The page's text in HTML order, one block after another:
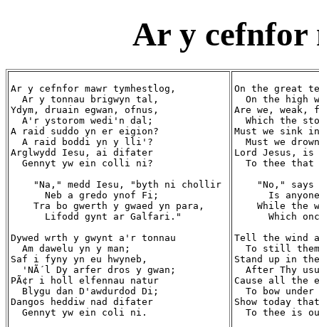
Ar y cefnfor
Ar y cefnfor mawr tymhestlog,
  Ar y tonnau brigwyn tal,
Ydym, druain egwan, ofnus,
  A'r ystorom wedi'n dal;
A raid suddo yn er eigion?
  A raid boddi yn y lli'?
Arglwydd Iesu, ai difater
  Gennyt yw ein colli ni?
    "Na," medd Iesu, "byth ni chollir
      Neb a gredo ynof Fi;
    Tra bo gwerth y gwaed yn para,
      Lifodd gynt ar Galfari."
Dywed wrth y gwynt a'r tonnau
  Am dawelu yn y man;
Saf i fyny yn eu hwyneb,
  'NÃ´l Dy arfer dros y gwan;
PÃ¢r i holl elfennau natur
  Blygu dan D'awdurdod Di;
Dangos heddiw nad difater
  Gennyt yw ein coli ni.
On the great
On the high
Are we, weak,
Which the
Must we sink
Must we
Lord Jesus,
To thee that
"No," says
Is
While the
Which
Tell the wind
To still
Stand up in
After Thy
Cause all the
To bow under
Show today
To thee is